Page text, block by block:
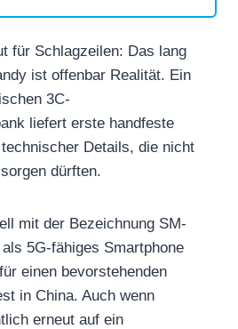
für Schlagzeilen: Das lang
ist offenbar Realität. Ein
3C-
liefert erste handfeste
Details, die nicht
dürften.
mit der Bezeichnung SM-
5G-fähiges Smartphone
einen bevorstehenden
in China. Auch wenn
erneut auf ein